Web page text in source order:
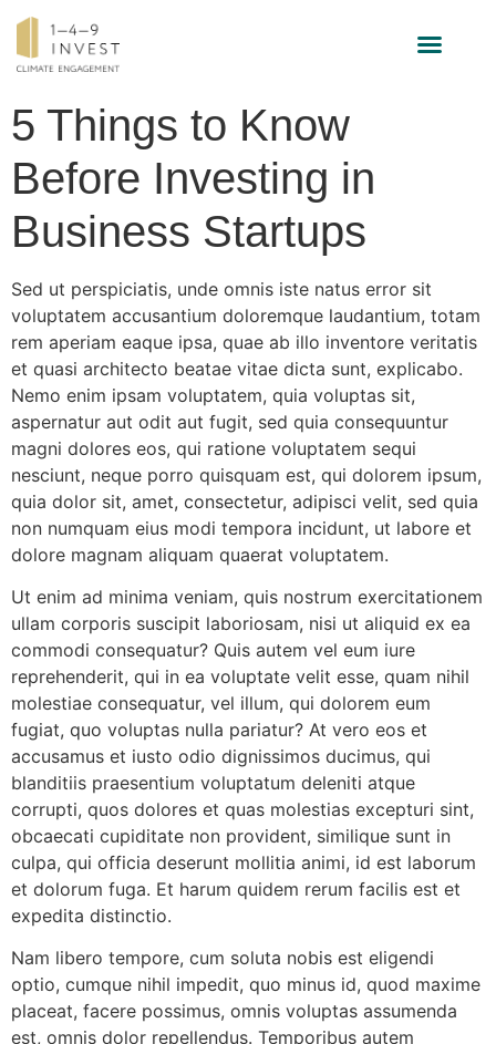
5 Things to Know
Before Investing in
Business Startups
Sed ut perspiciatis, unde omnis iste natus error sit
voluptatem accusantium doloremque laudantium, totam
rem aperiam eaque ipsa, quae ab illo inventore veritatis
et quasi architecto beatae vitae dicta sunt, explicabo.
Nemo enim ipsam voluptatem, quia voluptas sit,
aspernatur aut odit aut fugit, sed quia consequuntur
magni dolores eos, qui ratione voluptatem sequi
nesciunt, neque porro quisquam est, qui dolorem ipsum,
quia dolor sit, amet, consectetur, adipisci velit, sed quia
non numquam eius modi tempora incidunt, ut labore et
dolore magnam aliquam quaerat voluptatem.
Ut enim ad minima veniam, quis nostrum exercitationem
ullam corporis suscipit laboriosam, nisi ut aliquid ex ea
commodi consequatur? Quis autem vel eum iure
reprehenderit, qui in ea voluptate velit esse, quam nihil
molestiae consequatur, vel illum, qui dolorem eum
fugiat, quo voluptas nulla pariatur? At vero eos et
accusamus et iusto odio dignissimos ducimus, qui
blanditiis praesentium voluptatum deleniti atque
corrupti, quos dolores et quas molestias excepturi sint,
obcaecati cupiditate non provident, similique sunt in
culpa, qui officia deserunt mollitia animi, id est laborum
et dolorum fuga. Et harum quidem rerum facilis est et
expedita distinctio.
Nam libero tempore, cum soluta nobis est eligendi
optio, cumque nihil impedit, quo minus id, quod maxime
placeat, facere possimus, omnis voluptas assumenda
est, omnis dolor repellendus. Temporibus autem